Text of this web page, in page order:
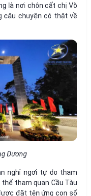
là nơi chôn cất chị Võ
câu chuyện có thật về
Dương
nghỉ ngơi tự do tham
tham quan Cầu Tàu
đặt tên ứng con số